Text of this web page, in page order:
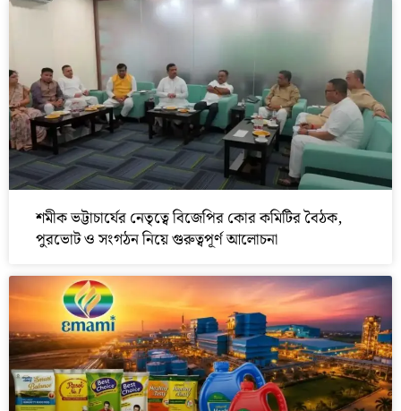
শমীক ভট্টাচার্যের নেতৃত্বে বিজেপির কোর কমিটির বৈঠক,
পুরভোট ও সংগঠন নিয়ে গুরুত্বপূর্ণ আলোচনা